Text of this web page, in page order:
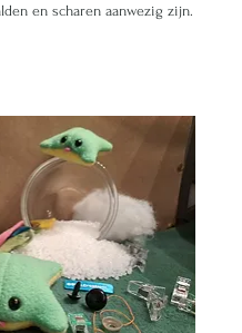
en scharen aanwezig zijn.